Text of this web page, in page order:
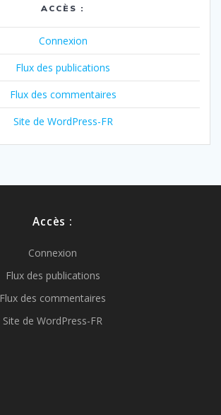
ACCÈS :
Connexion
Flux des publications
Flux des commentaires
Site de WordPress-FR
Accès :
Connexion
Flux des publications
Flux des commentaires
Site de WordPress-FR